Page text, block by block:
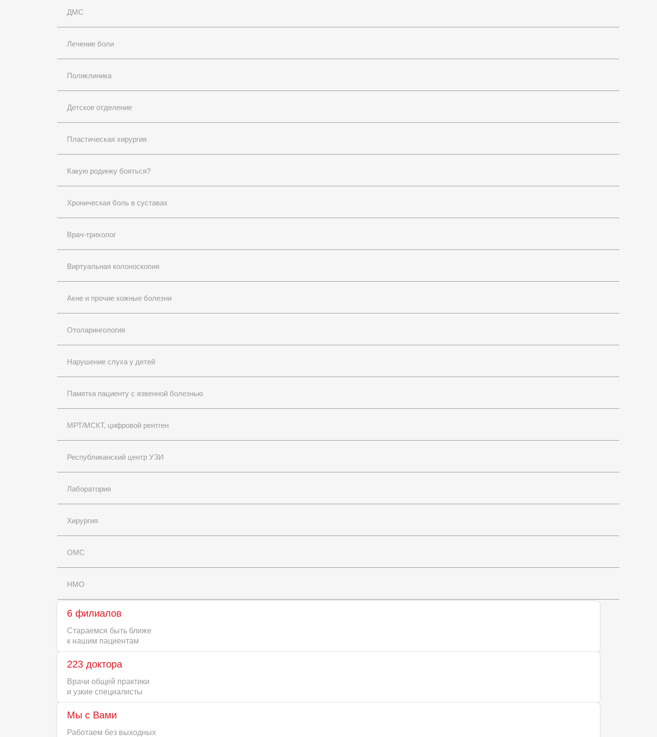
ДМС
Лечение боли
Поликлиника
Детское отделение
Пластическая хирургия
Какую родинку бояться?
Хроническая боль в суставах
Врач-трихолог
Виртуальная колоноскопия
Акне и прочие кожные болезни
Отоларингология
Нарушение слуха у детей
Памятка пациенту с язвенной болезнью
МРТ/МСКТ, цифровой рентген
Республиканский центр УЗИ
Лаборатория
Хирургия
ОМС
НМО
6 филиалов
Стараемся быть ближе
к нашим пациентам
223 доктора
Врачи общей практики
и узкие специалисты
Мы с Вами
Работаем без выходных